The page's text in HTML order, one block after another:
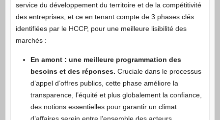
service du développement du territoire et de la compétitivité
des entreprises, et ce en tenant compte de 3 phases clés
identifiées par le HCCP, pour une meilleure lisibilité des
marchés :
En amont : une meilleure programmation des
besoins et des réponses. Cruciale dans le processus
d’appel d’offres publics, cette phase améliore la
transparence, l’équité et plus globalement la confiance,
des notions essentielles pour garantir un climat